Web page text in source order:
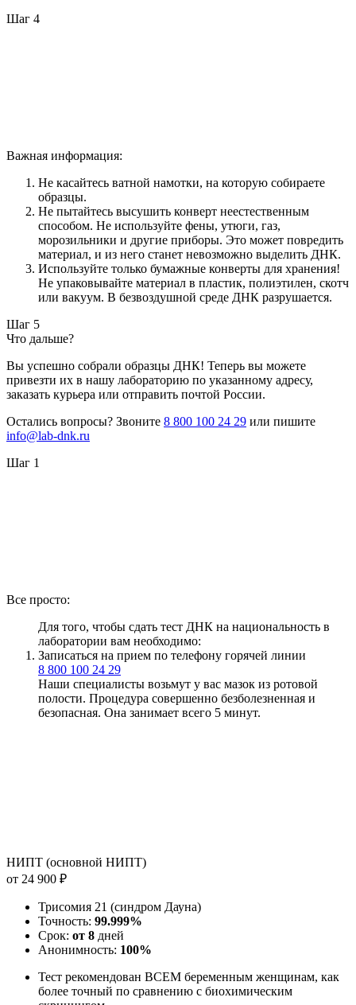
Шаг 4
Важная информация:
Не касайтесь ватной намотки, на которую собираете
образцы.
Не пытайтесь высушить конверт неестественным
способом. Не используйте фены, утюги, газ,
морозильники и другие приборы. Это может повредить
материал, и из него станет невозможно выделить ДНК.
Используйте только бумажные конверты для хранения!
Не упаковывайте материал в пластик, полиэтилен, скотч
или вакуум. В безвоздушной среде ДНК разрушается.
Шаг 5
Что дальше?
Вы успешно собрали образцы ДНК! Теперь вы можете
привезти их в нашу лабораторию по указанному адресу,
заказать курьера или отправить почтой России.
Остались вопросы? Звоните 8 800 100 24 29 или пишите
info@lab-dnk.ru
Шаг 1
Все просто:
Для того, чтобы сдать тест ДНК на национальность в
лаборатории вам необходимо:
Записаться на прием по телефону горячей линии
8 800 100 24 29
Наши специалисты возьмут у вас мазок из ротовой
полости. Процедура совершенно безболезненная и
безопасная. Она занимает всего 5 минут.
НИПТ (основной НИПТ)
от 24 900 ₽
Трисомия 21 (синдром Дауна)
Точность: 99.999%
Срок: от 8 дней
Анонимность: 100%
Тест рекомендован ВСЕМ беременным женщинам, как
более точный по сравнению с биохимическим